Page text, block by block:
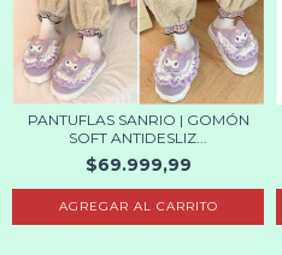
PANTUFLAS SANRIO | GOMÓN
SOFT ANTIDESLIZ...
$69.999,99
AGREGAR AL CARRITO